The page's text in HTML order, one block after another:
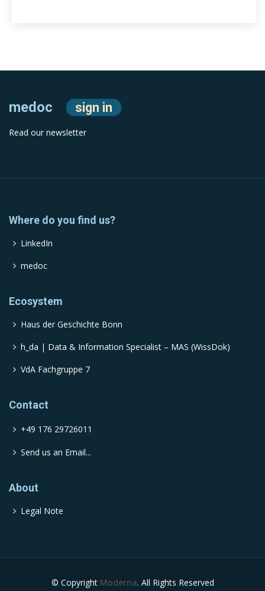
medoc sign in
Read our newsletter
Where do you find us?
LinkedIn
medoc
Ecosystem
Haus der Geschichte Bonn
h_da | Data & Information Specialist – MAS (WissDok)
VdA Fachgruppe 7
Contact
+49 176 29726011
Send us an Email...
About
Legal Note
© Copyright Moderna. All Rights Reserved